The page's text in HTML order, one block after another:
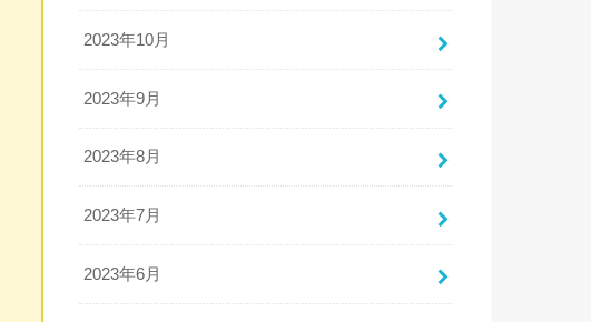
2023年10月
2023年9月
2023年8月
2023年7月
2023年6月